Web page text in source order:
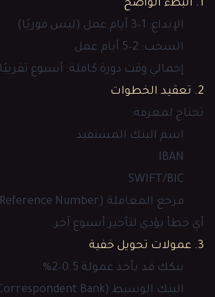
1. البطء الواضح
الإيداع: 1–3 أيام عمل (ليس فوريًا)
السحب: 2–5 أيام عمل
إجمالي وقت دورة كاملة: أسبوع تقريبًا
2. تعقيد الخطوات
تحتاج لمعرفة:
اسم البنك المستفيد
IBAN
SWIFT/BIC
مرجع المعاملة (Reference Number)
أي خطأ يؤدي لتأخير أسبوع آخر.
3. عمولات تحويل خفية
بنكك قد يأخذ عمولة 0.5–2%
البنك الوسيط (Correspondent Bank) قد يأخذ 5–20$